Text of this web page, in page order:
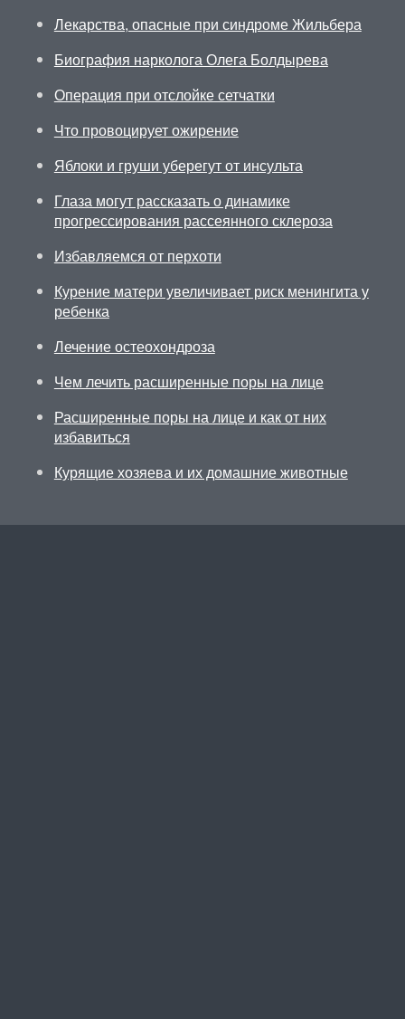
Лекарства, опасные при синдроме Жильбера
Биография нарколога Олега Болдырева
Операция при отслойке сетчатки
Что провоцирует ожирение
Яблоки и груши уберегут от инсульта
Глаза могут рассказать о динамике
прогрессирования рассеянного склероза
Избавляемся от перхоти
Курение матери увеличивает риск менингита у
ребенка
Лечение остеохондроза
Чем лечить расширенные поры на лице
Расширенные поры на лице и как от них
избавиться
Курящие хозяева и их домашние животные